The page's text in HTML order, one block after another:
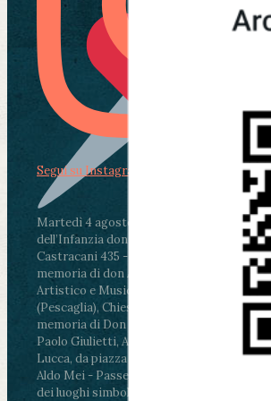
Martedì 4 agosto2026
ore 11:30 - Lucca,
dell’Infanzia don Aldo Mei - Viale
Castracani 435 - Inaugurazione murales in
memoria di don Aldo Mei curato dal Liceo
Artistico e Musicale “Passaglia”
ore 18 -
(Pescaglia), Chiesa parrocchiale - Messa in
memoria di Don Aldo Mei celebrata da
Paolo Giulietti, Arcivescovo di Lucca
ore
Lucca, da piazza San Michele al Cippo di
Aldo Mei - Passeggiata della Memoria in
dei luoghi simbolo della città. Ritrovo alle
Segui su Instagram